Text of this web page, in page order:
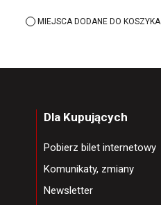
MIEJSCA DODANE DO KOSZYKA
Dla Kupujących
Pobierz bilet internetowy
Komunikaty, zmiany
Newsletter